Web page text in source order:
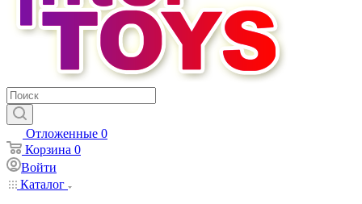
Отложенные 0
Корзина 0
Войти
Каталог